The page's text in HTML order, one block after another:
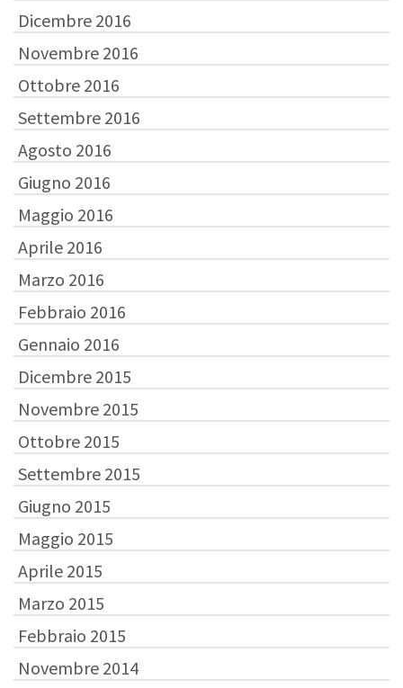
Dicembre 2016
Novembre 2016
Ottobre 2016
Settembre 2016
Agosto 2016
Giugno 2016
Maggio 2016
Aprile 2016
Marzo 2016
Febbraio 2016
Gennaio 2016
Dicembre 2015
Novembre 2015
Ottobre 2015
Settembre 2015
Giugno 2015
Maggio 2015
Aprile 2015
Marzo 2015
Febbraio 2015
Novembre 2014